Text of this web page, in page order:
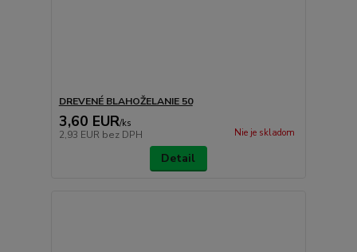
DREVENÉ BLAHOŽELANIE 50
3,60 EUR/ks
2,93 EUR bez DPH Nie je skladom
Detail